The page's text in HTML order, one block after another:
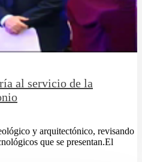
al servicio de la
y arquitectónico, revisando
que se presentan.El